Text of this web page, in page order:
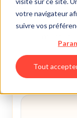
votre navigateur
suivre vos
Tout
?
Une plateforme